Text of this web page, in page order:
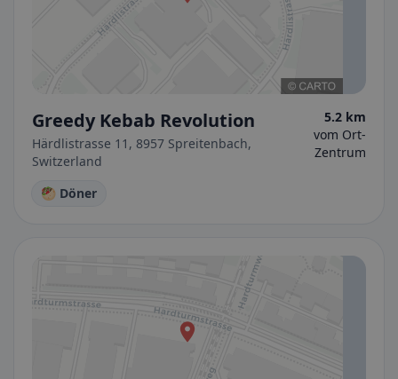
Greedy Kebab Revolution
Härdlistrasse 11, 8957 Spreitenbach,
Switzerland
5.2 km
vom Ort-
Zentrum
🥙 Döner